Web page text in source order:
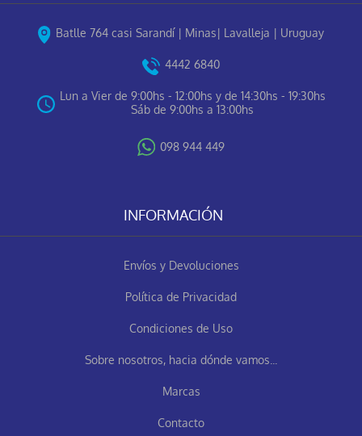
Batlle 764 casi Sarandí | Minas| Lavalleja | Uruguay
4442 6840
Lun a Vier de 9:00hs - 12:00hs y de 14:30hs - 19:30hs
Sáb de 9:00hs a 13:00hs
098 944 449
INFORMACIÓN
Envíos y Devoluciones
Política de Privacidad
Condiciones de Uso
Sobre nosotros, hacia dónde vamos...
Marcas
Contacto